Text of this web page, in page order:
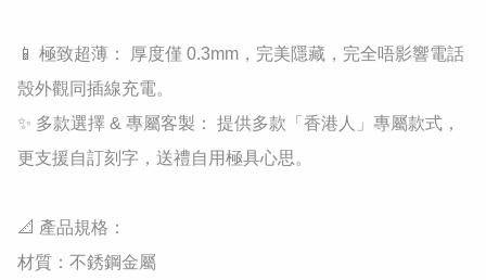
​📱 極致超薄： 厚度僅 0.3mm，完美隱藏，完全唔影響電話
殼外觀同插線充電。
​✨ 多款選擇 & 專屬客製： 提供多款「香港人」專屬款式，
更支援自訂刻字，送禮自用極具心思。
​📐 產品規格：
​材質：不銹鋼金屬